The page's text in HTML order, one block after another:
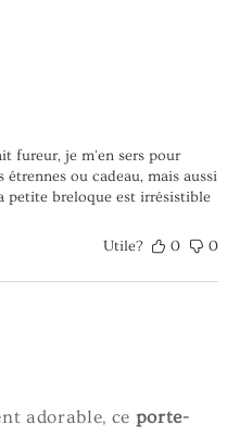
fureur, je m'en sers pour
ou cadeau, mais aussi
petite breloque est irrésistible
Utile?
0 0
adorable, ce porte-